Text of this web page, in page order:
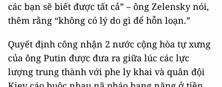
các bạn sẽ biết được tất cả” – ông Zelensky nói,
thêm rằng “không có lý do gì để hỗn loạn.”
Quyết định công nhận 2 nước cộng hòa tự xưng
của ông Putin được đưa ra giữa lúc các lực
lượng trung thành với phe ly khai và quân đội